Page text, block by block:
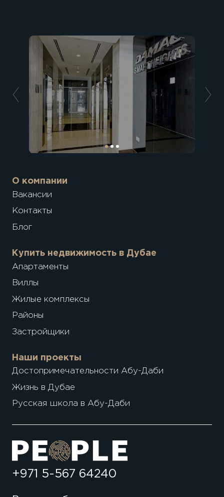
О компании
Вакансии
Контакты
Блог
Купить недвижимость в Дубае
Апартаменты
Виллы
Жилые комплексы
Районы
Застройщики
Наши проекты
Достопримечательности Абу-Даби
Жизнь в Дубае
Русская школа в Абу-Даби
+971 5-567 64240